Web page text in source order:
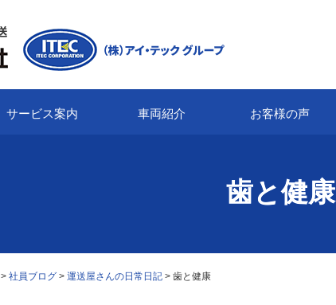
サービス案内 車両紹介 お客様の声
歯と健康
> 社員ブログ > 運送屋さんの日常日記 > 歯と健康